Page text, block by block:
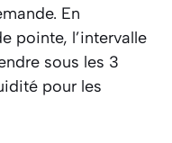
En
pointe, l’intervalle
sous les 3
pour les